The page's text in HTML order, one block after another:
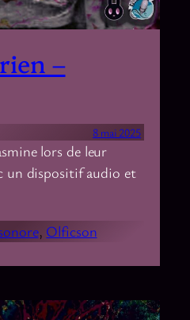
–
8 mai 2025
lors de leur
un dispositif audio et
, Olficson